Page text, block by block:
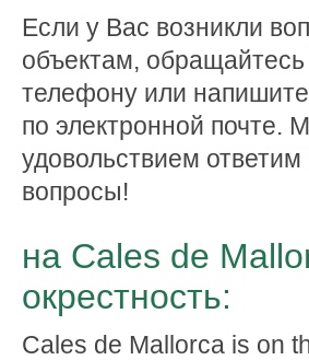
Если у Вас возникли
объектам,
телефону или
по электронной почте.
удовольствием
вопросы!
на Cales de
окрестность:
Cales de Mallorca is on